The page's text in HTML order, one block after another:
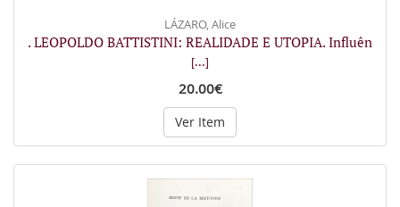
LÁZARO, Alice
. LEOPOLDO BATTISTINI: REALIDADE E UTOPIA. Influên
[...]
20.00€
Ver Item